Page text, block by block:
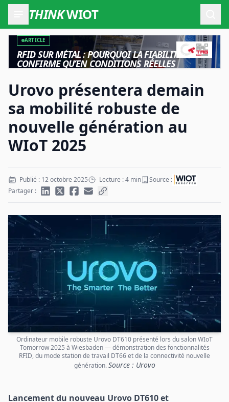
THINKWIOT
ARTICLE
RFID SUR MÉTAL : POURQUOI LA FIABILITÉ NE SE
CONFIRME QU’EN CONDITIONS RÉELLES
Urovo présentera demain
sa mobilité robuste de
nouvelle génération au
WIoT 2025
Publié : 12 octobre 2025 Lecture : 4 min
Source :
Partager :
Ordinateur mobile robuste Urovo DT610 présenté lors du salon WIoT
Tomorrow 2025 à Wiesbaden — démonstration des fonctionnalités
RFID, du mode station de travail DT66 et de la connectivité nouvelle
génération.Source : Urovo
Lancement du nouveau Urovo DT610 et